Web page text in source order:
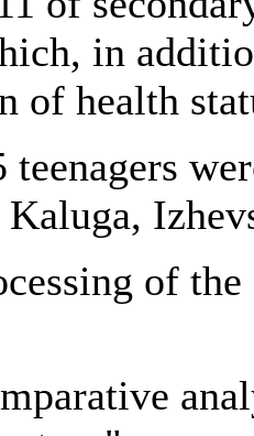
in
of health
teenagers
of